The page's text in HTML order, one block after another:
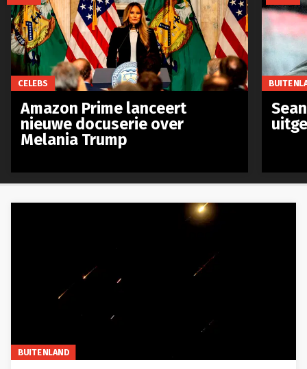
BUITENLAND
CELEBS
Amazon Prime lanceert
nieuwe docuserie over
Melania Trump